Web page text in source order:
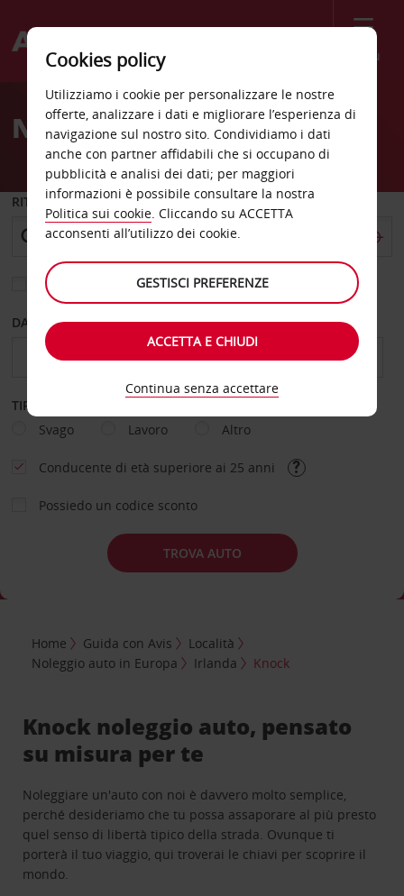
Menù
Welcome
AvisNoleggio auto Knock
RITIRO DA
Scegli una località di riconsegna diversa
DAL GIORNO AL GIORNO
TIPOLOGIA DI NOLEGGIO
Svago
Lavoro Altro
Conducente di età superiore ai 25 anni
Possiedo un codice sconto
TROVA AUTO
Home Guida con Avis
Località
Noleggio auto in Europa
Irlanda Knock
Knock noleggio auto, pensato
su misura per te
Noleggiare un'auto con noi è davvero molto semplice,
perché desideriamo che tu possa assaporare al più presto
quel senso di libertà tipico della strada. Ovunque ti
porterà il tuo viaggio, qui troverai le chiavi per scoprire il
mondo.
Cookies policy
Utilizziamo i cookie per personalizzare le nostre
offerte, analizzare i dati e migliorare l’esperienza di
navigazione sul nostro sito. Condividiamo i dati
anche con partner affidabili che si occupano di
pubblicità e analisi dei dati; per maggiori
informazioni è possibile consultare la nostra
Politica sui cookie. Cliccando su ACCETTA
acconsenti all’utilizzo dei cookie.
GESTISCI PREFERENZE
ACCETTA E CHIUDI
Continua senza accettare